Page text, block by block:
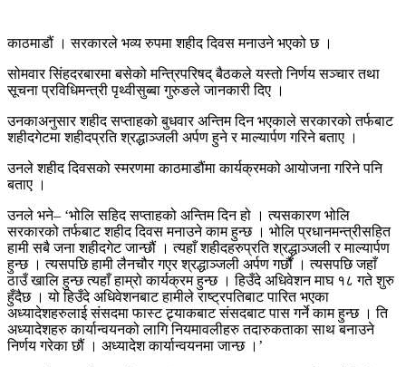
काठमाडौं । सरकारले भव्य रुपमा शहीद दिवस मनाउने भएको छ ।
सोमवार सिंहदरबारमा बसेको मन्त्रिपरिषद् बैठकले यस्तो निर्णय सञ्चार तथा
सूचना प्रविधिमन्त्री पृथ्वीसुब्बा गुरुङले जानकारी दिए ।
उनकाअनुसार शहीद सप्ताहको बुधवार अन्तिम दिन भएकाले सरकारको तर्फबाट
शहीदगेटमा शहीदप्रति श्रद्धाञ्जली अर्पण हुने र माल्यार्पण गरिने बताए ।
उनले शहीद दिवसको स्मरणमा काठमाडौंमा कार्यक्रमको आयोजना गरिने पनि
बताए ।
उनले भने– ‘भोलि सहिद सप्ताहको अन्तिम दिन हो । त्यसकारण भोलि
सरकारको तर्फबाट शहीद दिवस मनाउने काम हुन्छ । भोलि प्रधानमन्त्रीसहित
हामी सबै जना शहीदगेट जान्छौं । त्यहाँ शहीदहरुप्रति श्रद्धाञ्जली र माल्यार्पण
हुन्छ । त्यसपछि हामी लैनचौर गएर श्रद्धाञ्जली अर्पण गर्छौं । त्यसपछि जहाँ
ठाउँ खालि हुन्छ त्यहाँ हाम्रो कार्यक्रम हुन्छ । हिउँदे अधिवेशन माघ १८ गते शुरु
हुँदैछ । यो हिउँदे अधिवेशनबाट हामीले राष्ट्रपतिबाट पारित भएका
अध्यादेशहरुलाई संसदमा फास्ट ट्र्याकबाट संसदबाट पास गर्ने काम हुन्छ । ति
अध्यादेशहरु कार्यान्वयनको लागि नियमावलीहरु तदारुकताका साथ बनाउने
निर्णय गरेका छौं । अध्यादेश कार्यान्वयनमा जान्छ ।’